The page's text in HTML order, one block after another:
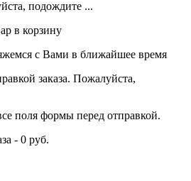
подождите ...
в корзину
с Вами в ближайшее время
заказа. Пожалуйста,
поля формы перед отправкой.
- 0 руб.